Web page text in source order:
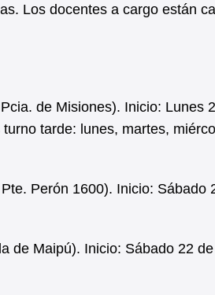
Los docentes a cargo están
de Misiones). Inicio: Lunes
tarde: lunes, martes,
Perón 1600). Inicio: Sábado
de Maipú). Inicio: Sábado 22